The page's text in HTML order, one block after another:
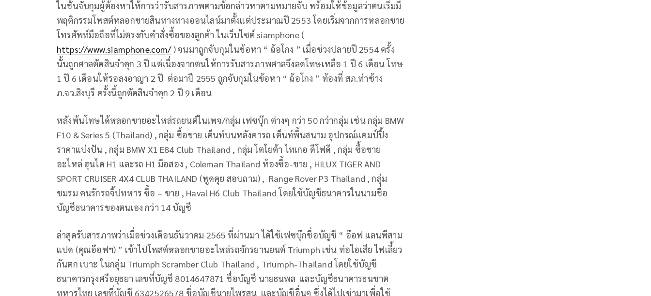
ในชั้นจับกุมผู้ต้องหาให้การว่ารับสารภาพตามข้อกล่าวหาตามหมายจับ พร้อมให้ข้อมูลว่าตนเริ่มมี
พฤติกรรมโพสต์หลอกขายสินทางทางออนไลน์มาตั้งแต่ประมาณปี 2553 โดยเริ่มจากการหลอกขาย
โทรศัพท์มือถือที่ไม่ตรงกับคำสั่งซื้อของลูกค้า ในเว็บไซต์ siamphone (
https://www.siamphone.com/) จนมาถูกจับกุมในข้อหา “ ฉ้อโกง ” เมื่อช่วงปลายปี 2554 ครั้ง
นั้นถูกศาลตัดสินจำคุก 3 ปี แต่เนื่องจากตนให้การรับสารภาพศาลจึงลดโทษเหลือ 1 ปี 6 เดือน โทษ
1 ปี 6 เดือนให้รอลงอาญา 2 ปี ต่อมาปี 2555 ถูกจับกุมในข้อหา “ ฉ้อโกง ” ท้องที่ สภ.ท่าช้าง
ภ.จว.สิงบุรี ครั้งนี้ถูกตัดสินจำคุก 2 ปี 9 เดือน
หลังพ้นโทษได้หลอกขายอะไหล่รถยนต์ในเพจ/กลุ่ม เฟซบุ๊ก ต่างๆ กว่า 50 กว่ากลุ่ม เช่น กลุ่ม BMW
F10 & Series 5 (Thailand) , กลุ่ม ซื้อขาย เต็นท์บนหลังคารถ เต็นท์พื้นสนาม อุปกรณ์แคมป์ปิ้ง
ราคาแบ่งปัน , กลุ่ม BMW X1 E84 Club Thailand , กลุ่ม โตโยต้า ไทเกอ ดีโฟดี , กลุ่ม ซื้อขาย
อะไหล่ ฮุนได H1 และรถ H1 มือสอง , Coleman Thailand ห้องซื้อ-ขาย , HILUX TIGER AND
SPORT CRUISER 4X4 CLUB THAILAND (พูดคุย สอบถาม) , Range Rover P3 Thailand , กลุ่ม
ชมรม คนรักรถจิ๊ปทหาร ซื้อ – ขาย , Haval H6 Club Thailand โดยใช้บัญชีธนาคารในนามชื่อ
บัญชีธนาคารของตนเอง กว่า 14 บัญชี
ล่าสุดรับสารภาพว่าเมื่อช่วงเดือนธันวาคม 2565 ที่ผ่านมา ได้ใช้เฟซบุ๊กชื่อบัญชี “ อ๊อฟ แลนพีสาม
แปด (คุณอ๊อฟฯ) ” เข้าไปโพสต์หลอกขายอะไหล่รถจักรยานยนต์ Triumph เช่น ท่อไอเสีย ไฟเลี้ยว
กันตก เบาะ ในกลุ่ม Triumph Scramber Club Thailand , Triumph-Thailand โดยใช้บัญชี
ธนาคารกรุงศรีอยุธยา เลขที่บัญชี 8014647871 ชื่อบัญชี นายธนพล และบัญชีธนาคารธนชาต
ทหารไทย เลขที่บัญชี 6342526578 ชื่อบัญชีนายไพรสน และบัญชีอื่นๆ ซึ่งได้ไปเช่ามาเพื่อใช้